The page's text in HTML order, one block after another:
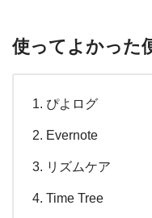
使ってよかった
ぴよログ
Evernote
リズムケア
Time Tree